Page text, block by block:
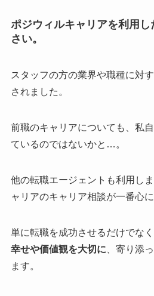
ポジウィルキャリアを利用
さい。
スタッフの方の業界や職種に対
されました。
前職のキャリアについても、私
ているのではないかと…。
他の転職エージェントも利用し
ャリアのキャリア相談が一番心に
単に転職を成功させるだけでなく
幸せや価値観を大切に 、寄り添
ます。